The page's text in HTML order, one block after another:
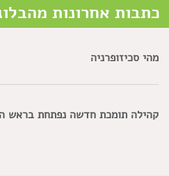
כתבות אחרונות
מהי סכיזופרניה
קהילה תומכת חדשה נפתחת בראש